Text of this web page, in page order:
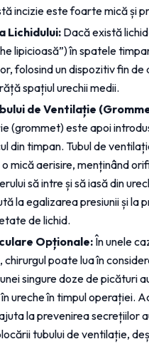
incizie este foarte mică și
Lichidului: Dacă există
lipicioasă”) în spatele
folosind un dispozitiv fin de
spațiul urechii medii.
de Ventilație
(grommet) este apoi
din timpan. Tubul de
mică aerisire, menținând
să intre și să iasă din
la egalizarea presiunii și la
de lichid.
Opționale: În unele
chirurgul poate lua în
singure doze de picături
ureche în timpul operației.
la prevenirea secrețiilor
tubului de ventilație,